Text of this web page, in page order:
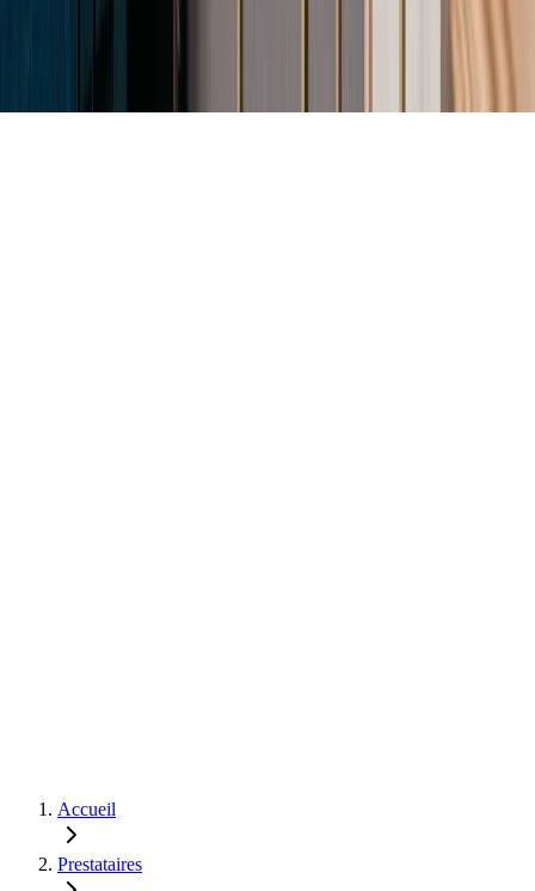
Accueil
Prestataires